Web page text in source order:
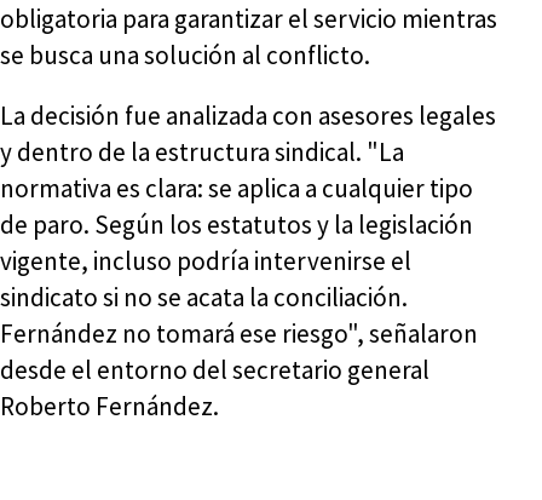
obligatoria para garantizar el servicio mientras
se busca una solución al conflicto.
La decisión fue analizada con asesores legales
y dentro de la estructura sindical. "La
normativa es clara: se aplica a cualquier tipo
de paro. Según los estatutos y la legislación
vigente, incluso podría intervenirse el
sindicato si no se acata la conciliación.
Fernández no tomará ese riesgo", señalaron
desde el entorno del secretario general
Roberto Fernández.